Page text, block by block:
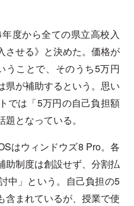
度から全ての県立高校入
させる》と決めた。価格が
うことで、そのうち5万円
県が補助するという。思い
では「5万円の自己負担額
となっている。
はウィンドウズ8 Pro。各
助制度は創設せず、分割払
中」という。自己負担の5
含まれているが、授業で使